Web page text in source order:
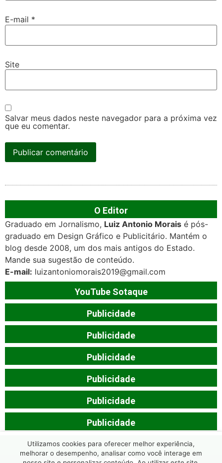
E-mail *
Site
Salvar meus dados neste navegador para a próxima vez
que eu comentar.
O Editor
Graduado em Jornalismo, Luiz Antonio Morais é pós-
graduado em Design Gráfico e Publicitário. Mantém o
blog desde 2008, um dos mais antigos do Estado.
Mande sua sugestão de conteúdo.
E-mail: luizantoniomorais2019@gmail.com
YouTube Sotaque
Publicidade
Publicidade
Publicidade
Publicidade
Publicidade
Publicidade
Utilizamos cookies para oferecer melhor experiência,
melhorar o desempenho, analisar como você interage em